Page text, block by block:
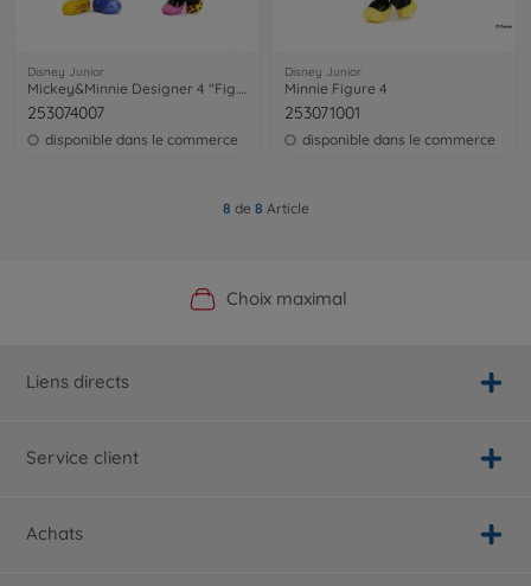
Disney Junior
253074007
disponible dans le commerce
Disney Junior
Minnie Figure 4
253071001
disponible dans le commerce
8 de 8 Article
Boutique officielle du fabricant
Choix maximal
Service personnalisé
Livraison rapide
Liens directs
Service client
Achats